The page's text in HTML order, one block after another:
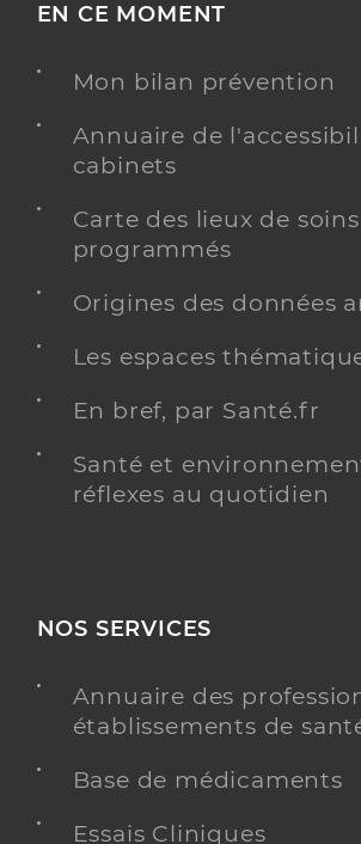
EN CE MOMENT
Mon bilan prévention
Annuaire de
cabinets
Carte des lieux de
programmés
Origines des données
Les espaces
En bref, par Santé.fr
Santé et
réflexes au quotidien
NOS SERVICES
Annuaire des
établissements de
Base de médicaments
Essais Cliniques